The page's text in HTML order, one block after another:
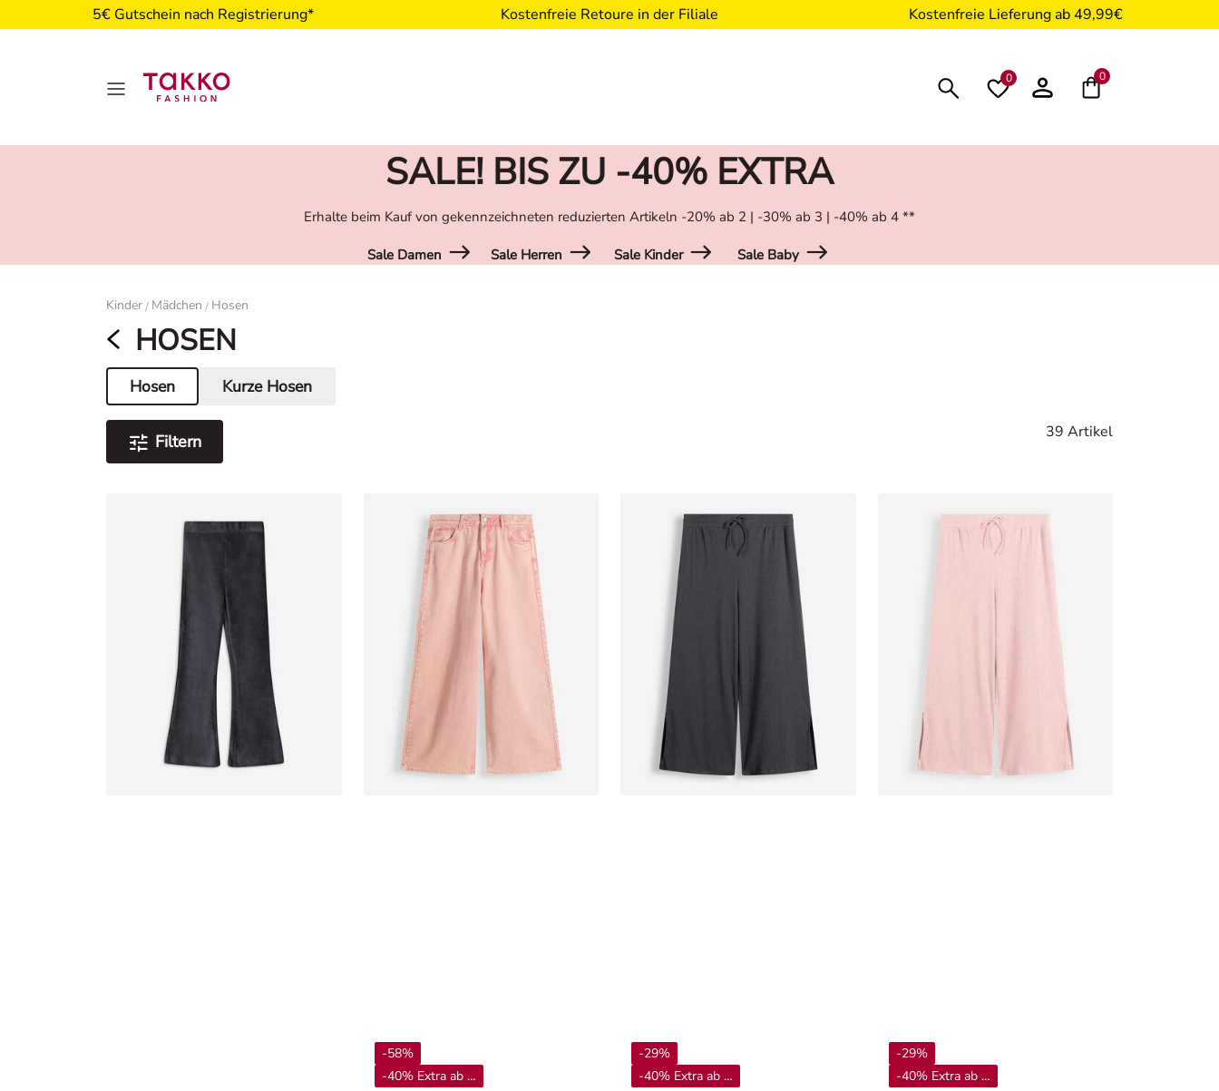
5€ Gutschein nach Registrierung* Kostenfreie Retoure in der Filiale Kostenfreie Lieferung ab 49,99€
0 0
SALE! BIS ZU -40% EXTRA
Erhalte beim Kauf von gekennzeichneten reduzierten Artikeln -20% ab 2 | -30% ab 3 | -40% ab 4 **
Sale Damen Sale Herren Sale Kinder
Sale Baby
Kinder / Mädchen / Hosen
HOSEN
Hosen
Aktuelle SeiteKurze Hosen
Filtern 39 Artikel
-58%
-40% Extra ab 4**
-29%
-40% Extra ab 4**
-29%
-40% Extra ab 4**